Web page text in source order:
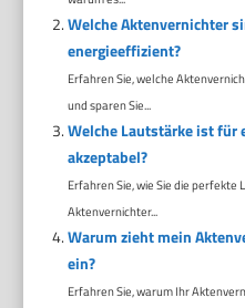
Welche Aktenvernichter
energieeffizient?
Erfahren Sie, welche
und sparen Sie...
Welche Lautstärke ist für
akzeptabel?
Erfahren Sie, wie Sie die
Aktenvernichter...
Warum zieht mein
ein?
Erfahren Sie, warum Ihr